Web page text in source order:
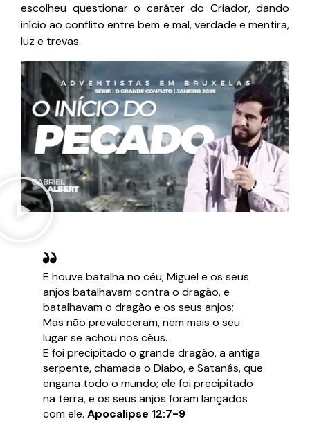
escolheu questionar o caráter do Criador, dando
início ao conflito entre bem e mal, verdade e mentira,
luz e trevas.
E houve batalha no céu; Miguel e os seus
anjos batalhavam contra o dragão, e
batalhavam o dragão e os seus anjos;
Mas não prevaleceram, nem mais o seu
lugar se achou nos céus.
E foi precipitado o grande dragão, a antiga
serpente, chamada o Diabo, e Satanás, que
engana todo o mundo; ele foi precipitado
na terra, e os seus anjos foram lançados
com ele. Apocalipse 12:7-9